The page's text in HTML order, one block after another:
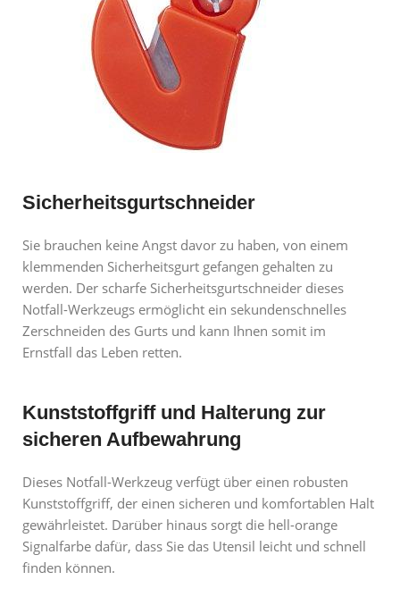
Sicherheitsgurtschneider
Sie brauchen keine Angst davor zu haben, von einem
klemmenden Sicherheitsgurt gefangen gehalten zu
werden. Der scharfe Sicherheitsgurtschneider dieses
Notfall-Werkzeugs ermöglicht ein sekundenschnelles
Zerschneiden des Gurts und kann Ihnen somit im
Ernstfall das Leben retten.
Kunststoffgriff und Halterung zur
sicheren Aufbewahrung
Dieses Notfall-Werkzeug verfügt über einen robusten
Kunststoffgriff, der einen sicheren und komfortablen Halt
gewährleistet. Darüber hinaus sorgt die hell-orange
Signalfarbe dafür, dass Sie das Utensil leicht und schnell
finden können.